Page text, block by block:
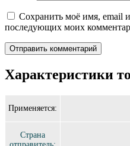
Сохранить моё имя, email и
последующих моих
Характеристики
Применяется:
Страна